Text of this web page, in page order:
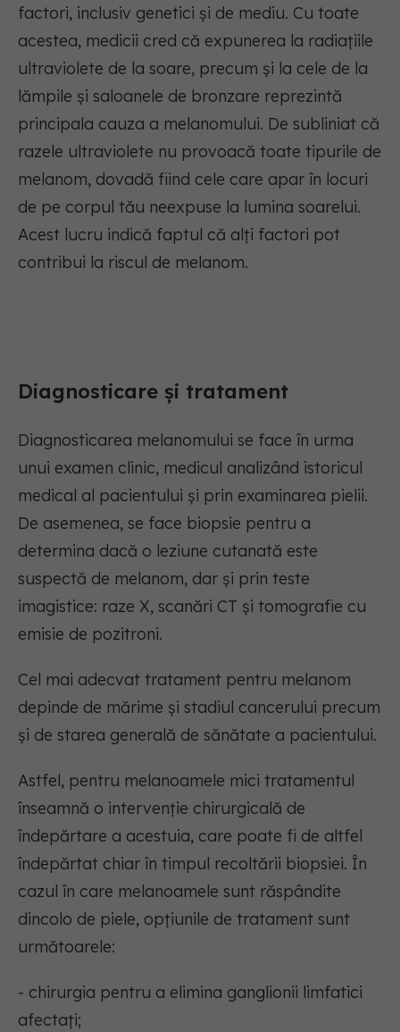
factori, inclusiv genetici și de mediu. Cu toate
acestea, medicii cred că expunerea la radiațiile
ultraviolete de la soare, precum și la cele de la
lămpile și saloanele de bronzare reprezintă
principala cauza a melanomului. De subliniat că
razele ultraviolete nu provoacă toate tipurile de
melanom, dovadă fiind cele care apar în locuri
de pe corpul tău neexpuse la lumina soarelui.
Acest lucru indică faptul că alți factori pot
contribui la riscul de melanom.
Diagnosticare și tratament
Diagnosticarea melanomului se face în urma
unui examen clinic, medicul analizând istoricul
medical al pacientului și prin examinarea pielii.
De asemenea, se face biopsie pentru a
determina dacă o leziune cutanată este
suspectă de melanom, dar și prin teste
imagistice: raze X, scanări CT și tomografie cu
emisie de pozitroni.
Cel mai adecvat tratament pentru melanom
depinde de mărime și stadiul cancerului precum
și de starea generală de sănătate a pacientului.
Astfel, pentru melanoamele mici tratamentul
înseamnă o intervenție chirurgicală de
îndepărtare a acestuia, care poate fi de altfel
îndepărtat chiar în timpul recoltării biopsiei. În
cazul în care melanoamele sunt răspândite
dincolo de piele, opțiunile de tratament sunt
următoarele:
- chirurgia pentru a elimina ganglionii limfatici
afectați;